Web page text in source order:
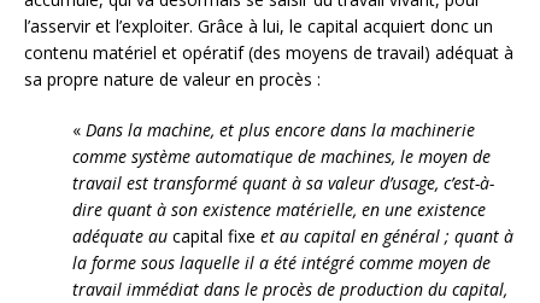
l’asservir et l’exploiter. Grâce à lui, le capital acquiert donc un
contenu matériel et opératif (des moyens de travail) adéquat à
sa propre nature de valeur en procès :
« Dans la machine, et plus encore dans la machinerie
comme système automatique de machines, le moyen de
travail est transformé quant à sa valeur d’usage, c’est-à-
dire quant à son existence matérielle, en une existence
adéquate au capital fixe et au capital en général ; quant à
la forme sous laquelle il a été intégré comme moyen de
travail immédiat dans le procès de production du capital,